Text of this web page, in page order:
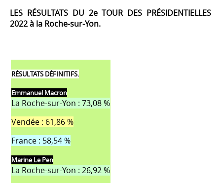
LES RÉSULTATS DU 2e TOUR DES PRÉSIDENTIELLES
2022 à la Roche-sur-Yon.
RÉSULTATS DÉFINITIFS.
Emmanuel Macron
La Roche-sur-Yon : 73,08 %
Vendée : 61,86 %
France : 58,54 %
Marine Le Pen
La Roche-sur-Yon : 26,92 %